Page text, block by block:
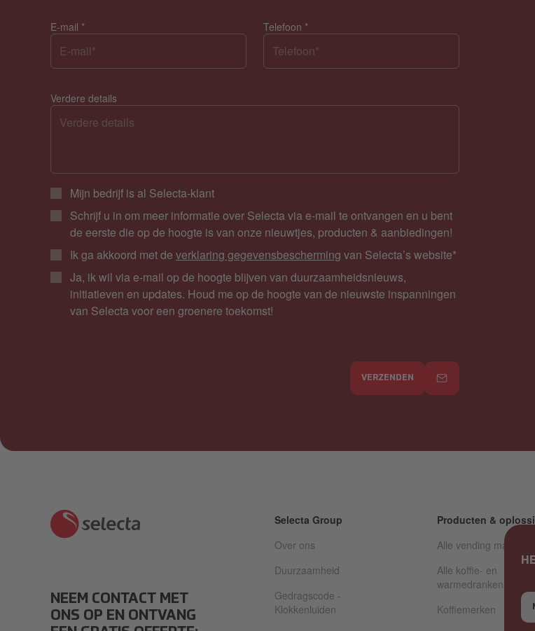
E-mail * Telefoon *
Verdere details
Mijn bedrijf is al Selecta-klant
Schrijf u in om meer informatie over Selecta via e-mail te ontvangen en u bent
de eerste die op de hoogte is van onze nieuwtjes, producten & aanbiedingen!
Ik ga akkoord met de verklaring gegevensbescherming van Selecta’s website*
Ja, ik wil via e-mail op de hoogte blijven van duurzaamheidsnieuws,
initiatieven en updates. Houd me op de hoogte van de nieuwste inspanningen
van Selecta voor een groenere toekomst!
VERZENDEN
NEEM CONTACT MET
ONS OP EN ONTVANG
Selecta Group
Over ons
Duurzaamheid
Gedragscode -
Klokkenluiden
Producten &
Alle vending machines
Alle koffie- en
Koffiemerken